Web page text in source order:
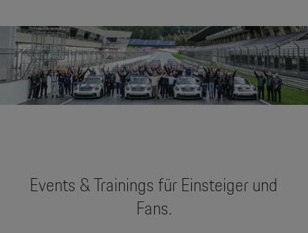
Events & Trainings für Einsteiger und
Fans.